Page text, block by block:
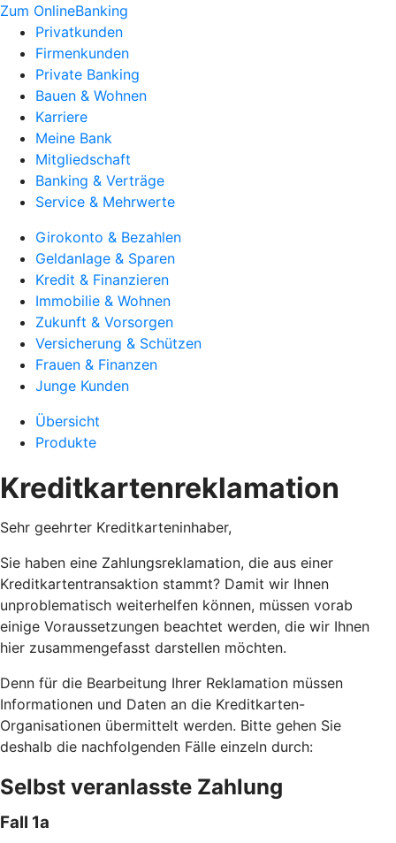
Zum OnlineBanking
Privatkunden
Firmenkunden
Private Banking
Bauen & Wohnen
Karriere
Meine Bank
Mitgliedschaft
Banking & Verträge
Service & Mehrwerte
Girokonto & Bezahlen
Geldanlage & Sparen
Kredit & Finanzieren
Immobilie & Wohnen
Zukunft & Vorsorgen
Versicherung & Schützen
Frauen & Finanzen
Junge Kunden
Übersicht
Produkte
Kreditkartenreklamation
Sehr geehrter Kreditkarteninhaber,
Sie haben eine Zahlungsreklamation, die aus einer
Kreditkartentransaktion stammt? Damit wir Ihnen
unproblematisch weiterhelfen können, müssen vorab
einige Voraussetzungen beachtet werden, die wir Ihnen
hier zusammengefasst darstellen möchten.
Denn für die Bearbeitung Ihrer Reklamation müssen
Informationen und Daten an die Kreditkarten-
Organisationen übermittelt werden. Bitte gehen Sie
deshalb die nachfolgenden Fälle einzeln durch:
Selbst veranlasste Zahlung
Fall 1a